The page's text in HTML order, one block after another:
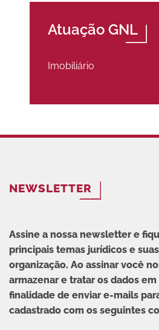
Atuação GNL
Imobiliário
NEWSLETTER
Assine a nossa newsletter e
principais temas jurídicos e
organização. Ao assinar você
armazenar e tratar os dados
finalidade de enviar e-mails
cadastrado com os seguintes